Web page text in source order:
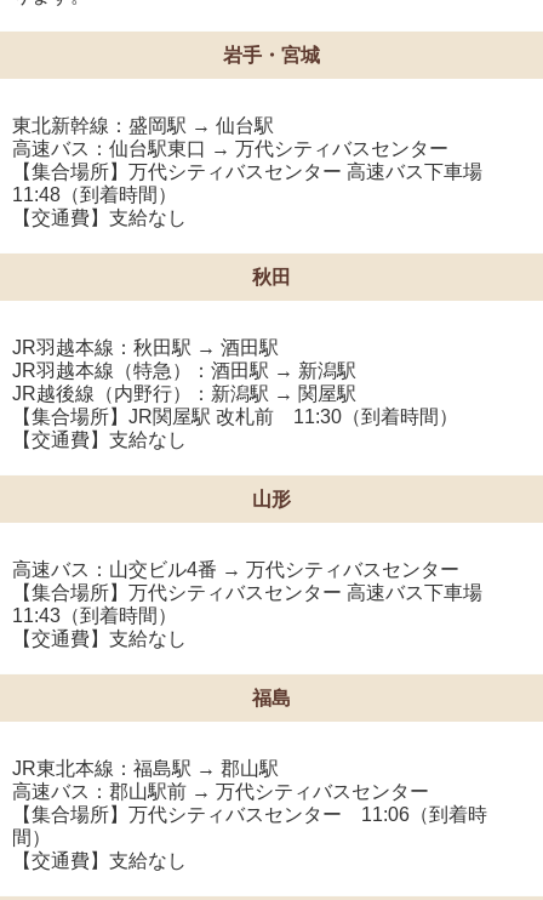
岩手・宮城
東北新幹線：盛岡駅 → 仙台駅
高速バス：仙台駅東口 → 万代シティバスセンター
【集合場所】万代シティバスセンター 高速バス下車場
11:48（到着時間）
【交通費】支給なし
秋田
JR羽越本線：秋田駅 → 酒田駅
JR羽越本線（特急）：酒田駅 → 新潟駅
JR越後線（内野行）：新潟駅 → 関屋駅
【集合場所】JR関屋駅 改札前 11:30（到着時間）
【交通費】支給なし
山形
高速バス：山交ビル4番 → 万代シティバスセンター
【集合場所】万代シティバスセンター 高速バス下車場
11:43（到着時間）
【交通費】支給なし
福島
JR東北本線：福島駅 → 郡山駅
高速バス：郡山駅前 → 万代シティバスセンター
【集合場所】万代シティバスセンター 11:06（到着時
間）
【交通費】支給なし